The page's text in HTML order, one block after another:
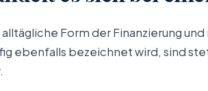
Form der Finanzierung
ebenfalls bezeichnet wird, sind